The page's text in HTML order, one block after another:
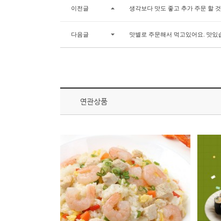
이전글 생각보다 맛도 좋고 추가 주문 할 것
다음글 맛별로 주문해서 먹고있어요. 맛있
연관상품